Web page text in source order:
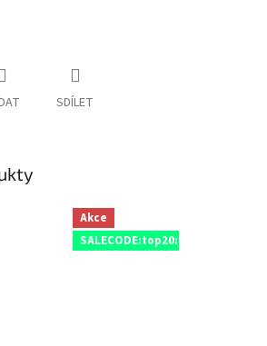
SDÍLET
Akce
SALECODE:top20:20:%